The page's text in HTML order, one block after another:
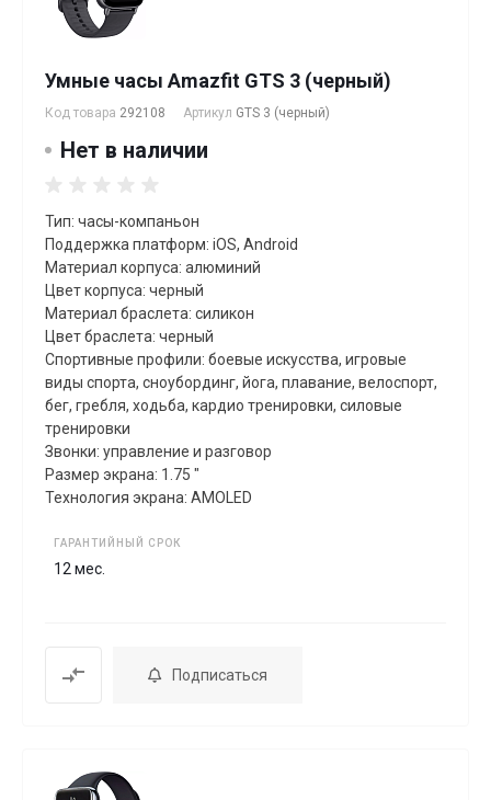
Умные часы Amazfit GTS 3 (черный)
Код товара 292108 Артикул GTS 3 (черный)
Нет в наличии
Тип: часы-компаньон
Поддержка платформ: iOS, Android
Материал корпуса: алюминий
Цвет корпуса: черный
Материал браслета: силикон
Цвет браслета: черный
Спортивные профили: боевые искусства, игровые
виды спорта, сноубординг, йога, плавание, велоспорт,
бег, гребля, xодьба, кардио тренировки, силовые
тренировки
Звонки: управление и разговор
Размер экрана: 1.75 "
Технология экрана: AMOLED
ГАРАНТИЙНЫЙ СРОК
12 мес.
Подписаться